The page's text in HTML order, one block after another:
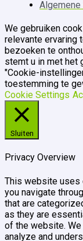
Algemene
We gebruiken
relevante ervaring
bezoeken te
stemt u in met het
"Cookie-
toestemming te
Cookie Settings
Sluiten
Privacy Overview
This website uses
you navigate
that are
as they are
of the website.
analyze and